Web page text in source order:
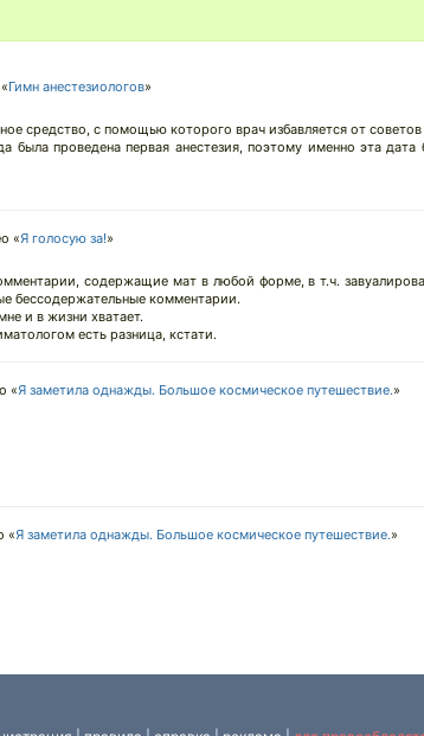
Гимн анестезиологов»
средство, с помощью которого врач избавляется от
была проведена первая анестезия, поэтому именно эта
«Я голосую за!»
содержащие мат в любой форме, в т.ч.
бессодержательные комментарии.
и в жизни хватает.
есть разница, кстати.
«Я заметила однажды. Большое космическое путешествие.»
«Я заметила однажды. Большое космическое путешествие.»